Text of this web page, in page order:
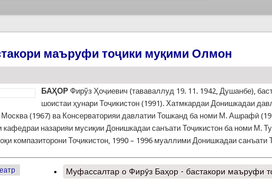
маъруфи тоҷики муқими Олмон
БАҲОРФирўз Ҳоҷиевич (тававаллуд 19. 11. 1942, Душанбе),
шоистаи ҳунари Тоҷикистон (1991). Хатмкардаи Донишкадаи
Москва (1967) ва Консерваторияи давлатии Тошканд ба номи М. Ашрафӣ
назарияи мусиқии Донишкадаи санъати Тоҷикистон ба номи М.
компазиторони Тоҷикистон, 1990 – 1996 муаллими Донишкадаи санъати
Муфассалтар о Фирӯз Баҳор - бастакори маъруфи